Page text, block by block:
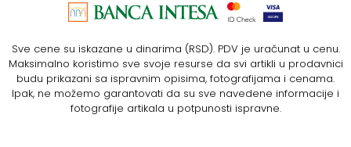
Sve cene su iskazane u dinarima (RSD). PDV je uračunat u cenu.
Maksimalno koristimo sve svoje resurse da svi artikli u prodavnici
budu prikazani sa ispravnim opisima, fotografijama i cenama.
Ipak, ne možemo garantovati da su sve navedene informacije i
fotografije artikala u potpunosti ispravne.